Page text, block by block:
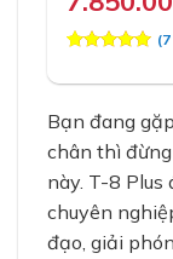
dựa trên
(7
Bạn đang
chân thì
này. T-8 Plus
chuyên
đạo, giải